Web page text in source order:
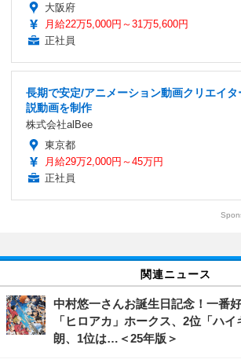
大阪府
月給22万5,000円～31万5,600円
正社員
長期で安定/アニメーション動画クリエイ
説動画を制作
株式会社alBee
東京都
月給29万2,000円～45万円
正社員
関連ニュース
中村悠一さんお誕生日記念！一番
「ヒロアカ」ホークス、2位「ハ
朗、1位は…＜25年版＞